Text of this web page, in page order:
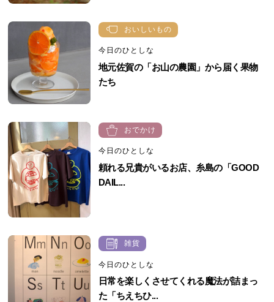
おいしいもの
今日のひとしな
地元佐賀の「お山の農園」から届く果物
たち
おでかけ
今日のひとしな
頼れる兄貴がいるお店、糸島の「GOOD
DAIL...
雑貨
今日のひとしな
日常を楽しくさせてくれる魔法が詰まっ
た「ちえちひ...